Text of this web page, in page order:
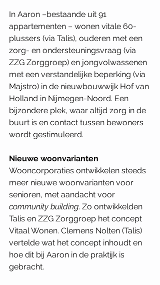
In Aaron –bestaande uit 91
appartementen – wonen vitale 60-
plussers (via Talis), ouderen met een
zorg- en ondersteuningsvraag (via
ZZG Zorggroep) en jongvolwassenen
met een verstandelijke beperking (via
Majstro) in de nieuwbouwwijk Hof van
Holland in Nijmegen-Noord. Een
bijzondere plek, waar altijd zorg in de
buurt is en contact tussen bewoners
wordt gestimuleerd.
Nieuwe woonvarianten
Wooncorporaties ontwikkelen steeds
meer nieuwe woonvarianten voor
senioren, met aandacht voor
community building. Zo ontwikkelden
Talis en ZZG Zorggroep het concept
Vitaal Wonen. Clemens Nolten (Talis)
vertelde wat het concept inhoudt en
hoe dit bij Aaron in de praktijk is
gebracht.